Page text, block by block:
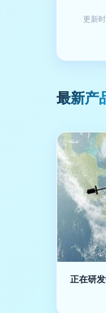
更新
最新产
正在研